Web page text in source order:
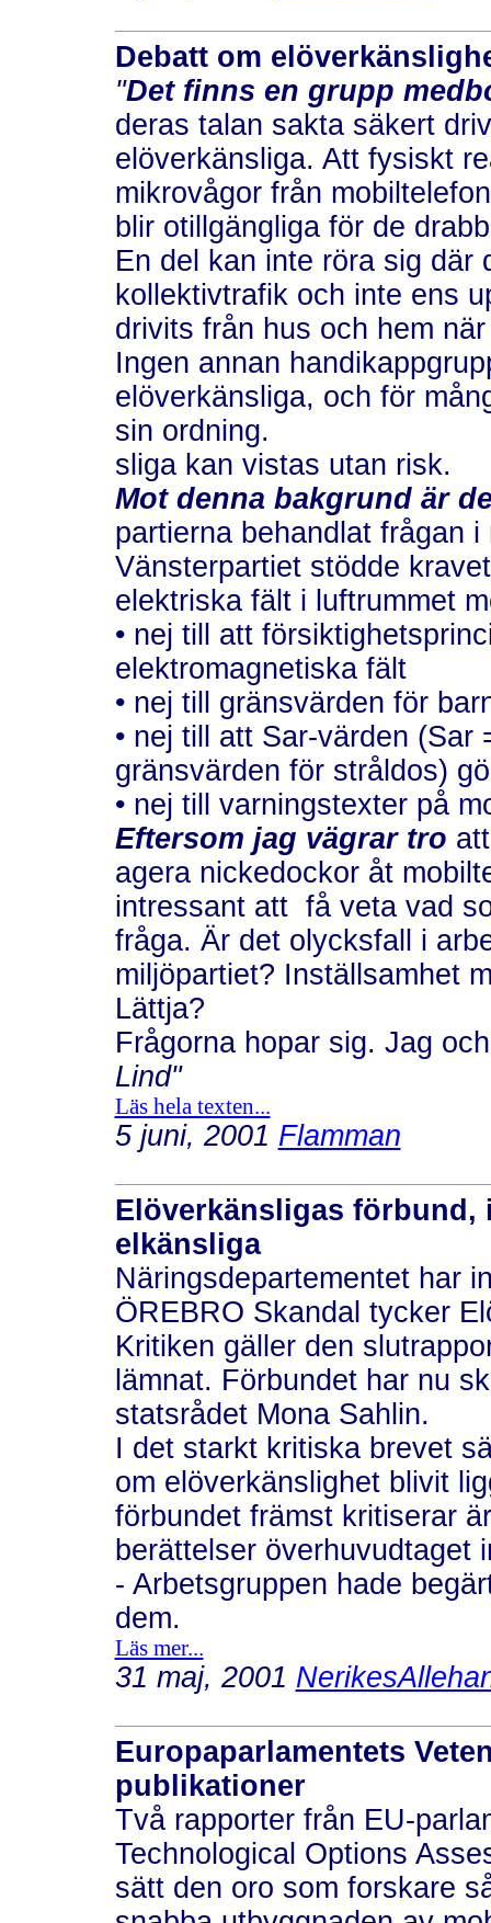
Debatt om
"Det finns en grupp
deras talan sakta säkert
elöverkänsliga. Att fysiskt
mikrovågor från
blir otillgängliga för de
En del kan inte röra sig där
kollektivtrafik och inte ens
drivits från hus och hem
Ingen annan
elöverkänsliga, och för
sin ordning.
sliga kan vistas utan risk.
Mot denna bakgrund är
partierna behandlat frågan
Vänsterpartiet stödde
elektriska fält i luftrummet
• nej till att
elektromagnetiska fält
• nej till gränsvärden för
• nej till att Sar-värden
gränsvärden för stråldos)
• nej till varningstexter på
Eftersom jag vägrar tro
agera nickedockor åt
intressant att få veta vad
fråga. Är det olycksfall i
miljöpartiet? Inställsamhet
Lättja?
Frågorna hopar sig. Jag
Lind"
Läs hela texten...
5 juni, 2001 Flamman
Elöverkänsligas förbund,
elkänsliga
Näringsdepartementet har
ÖREBRO Skandal tycker
Kritiken gäller den
lämnat. Förbundet har nu
statsrådet Mona Sahlin.
I det starkt kritiska brevet
om elöverkänslighet blivit
förbundet främst kritiserar
berättelser överhuvudtaget
- Arbetsgruppen hade
dem.
Läs mer...
31 maj, 2001
Europaparlamentets
publikationer
Två rapporter från EU-
Technological Options
sätt den oro som forskare